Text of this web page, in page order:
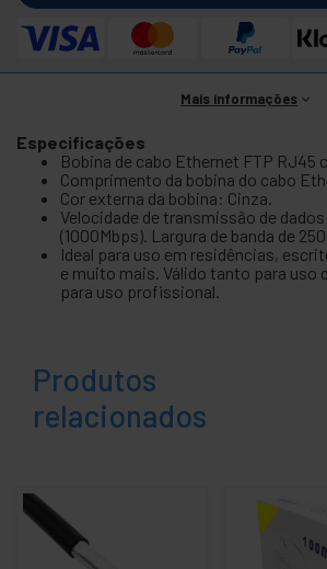
Mais informações
Especificações
Bobina de cabo Ethernet FTP RJ45
Comprimento da bobina do cabo
Cor externa da bobina: Cinza.
Velocidade de transmissão de
(1000Mbps). Largura de banda de
Ideal para uso em residências,
e muito mais. Válido tanto para uso
para uso profissional.
Produtos
relacionados